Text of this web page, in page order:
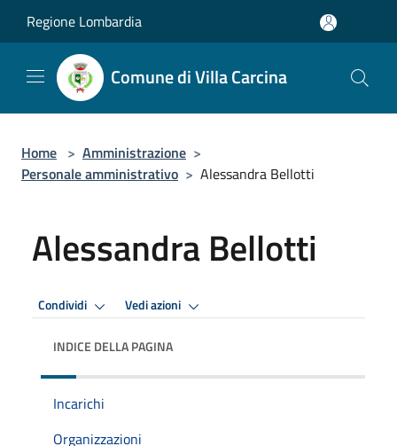
Regione Lombardia
Comune di Villa Carcina
Home > Amministrazione >
Personale amministrativo > Alessandra Bellotti
Alessandra Bellotti
Condividi Vedi azioni
INDICE DELLA PAGINA
Incarichi
Organizzazioni